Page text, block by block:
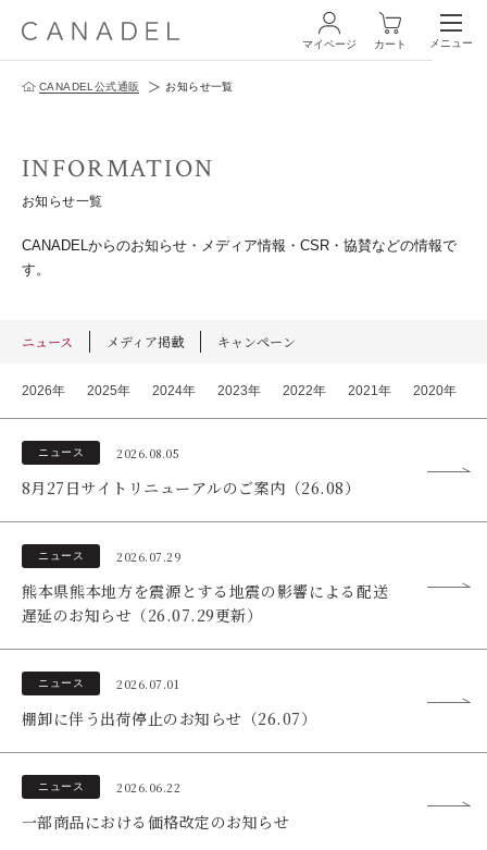
ログイン・新規会員登録
オールインワン
スペシャルケア
商品の使い方
ブランドコンセプト
ベストコスメ受賞歴
オールインワンの魅力
CANADELのこだわり
マイページ カート メニュー
CANADEL公式通販 お知らせ一覧
INFORMATION
お知らせ一覧
CANADELからのお知らせ・メディア情報・CSR・協賛などの情報で
す。
ニュース メディア掲載 キャンペーン
2026年 2025年 2024年 2023年 2022年 2021年 2020年
ニュース 2026.08.05
8月27日サイトリニューアルのご案内（26.08）
ニュース 2026.07.29
熊本県熊本地方を震源とする地震の影響による配送
遅延のお知らせ（26.07.29更新）
ニュース 2026.07.01
棚卸に伴う出荷停止のお知らせ（26.07）
ニュース 2026.06.22
一部商品における価格改定のお知らせ